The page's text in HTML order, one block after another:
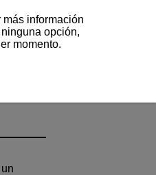
información
opción,
momento.